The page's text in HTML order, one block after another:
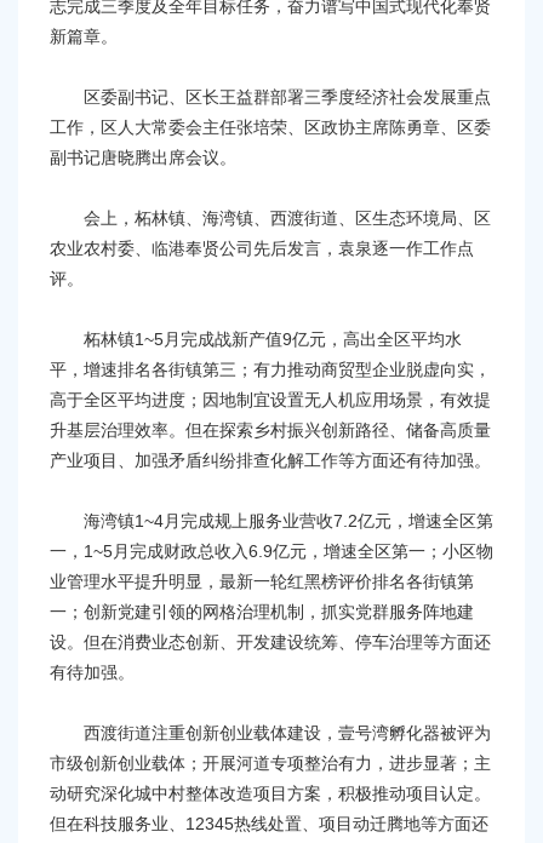
志完成三季度及全年目标任务，奋力谱写中国式现代化奉贤
新篇章。
区委副书记、区长王益群部署三季度经济社会发展重点
工作，区人大常委会主任张培荣、区政协主席陈勇章、区委
副书记唐晓腾出席会议。
会上，柘林镇、海湾镇、西渡街道、区生态环境局、区
农业农村委、临港奉贤公司先后发言，袁泉逐一作工作点
评。
柘林镇1~5月完成战新产值9亿元，高出全区平均水
平，增速排名各街镇第三；有力推动商贸型企业脱虚向实，
高于全区平均进度；因地制宜设置无人机应用场景，有效提
升基层治理效率。但在探索乡村振兴创新路径、储备高质量
产业项目、加强矛盾纠纷排查化解工作等方面还有待加强。
海湾镇1~4月完成规上服务业营收7.2亿元，增速全区第
一，1~5月完成财政总收入6.9亿元，增速全区第一；小区物
业管理水平提升明显，最新一轮红黑榜评价排名各街镇第
一；创新党建引领的网格治理机制，抓实党群服务阵地建
设。但在消费业态创新、开发建设统筹、停车治理等方面还
有待加强。
西渡街道注重创新创业载体建设，壹号湾孵化器被评为
市级创新创业载体；开展河道专项整治有力，进步显著；主
动研究深化城中村整体改造项目方案，积极推动项目认定。
但在科技服务业、12345热线处置、项目动迁腾地等方面还